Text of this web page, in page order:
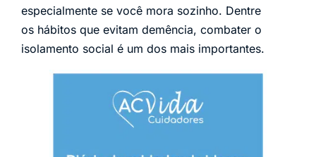
especialmente se você mora sozinho. Dentre
os hábitos que evitam demência, combater o
isolamento social é um dos mais importantes.